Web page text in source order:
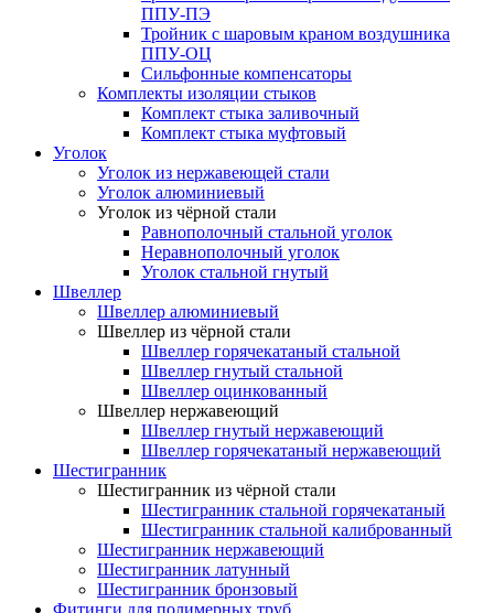
ППУ-ПЭ
Тройник с шаровым краном воздушника
ППУ-ОЦ
Сильфонные компенсаторы
Комплекты изоляции стыков
Комплект стыка заливочный
Комплект стыка муфтовый
Уголок
Уголок из нержавеющей стали
Уголок алюминиевый
Уголок из чёрной стали
Равнополочный стальной уголок
Неравнополочный уголок
Уголок стальной гнутый
Швеллер
Швеллер алюминиевый
Швеллер из чёрной стали
Швеллер горячекатаный стальной
Швеллер гнутый стальной
Швеллер оцинкованный
Швеллер нержавеющий
Швеллер гнутый нержавеющий
Швеллер горячекатаный нержавеющий
Шестигранник
Шестигранник из чёрной стали
Шестигранник стальной горячекатаный
Шестигранник стальной калиброванный
Шестигранник нержавеющий
Шестигранник латунный
Шестигранник бронзовый
Фитинги для полимерных труб